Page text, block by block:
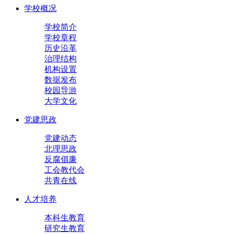
学校概况
学校简介
学校章程
历史沿革
治理结构
机构设置
数据发布
校园导游
大学文化
党建思政
党建动态
北理思政
反腐倡廉
工会教代会
共青在线
人才培养
本科生教育
研究生教育